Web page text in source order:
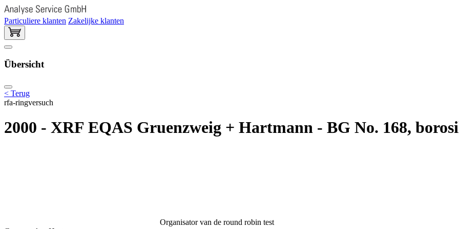
Particuliere klanten Zakelijke klanten
Übersicht
< Terug
rfa-ringversuch
2000 - XRF EQAS Gruenzweig + Hartmann - BG No. 168,
Organisator van de round robin test